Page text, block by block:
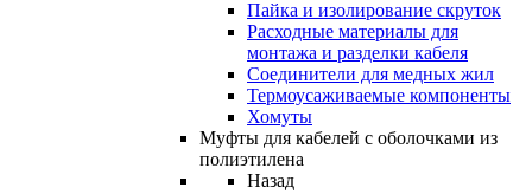
Пайка и изолирование скруток
Расходные материалы для
монтажа и разделки кабеля
Соединители для медных жил
Термоусаживаемые компоненты
Хомуты
Муфты для кабелей с оболочками из
полиэтилена
Назад